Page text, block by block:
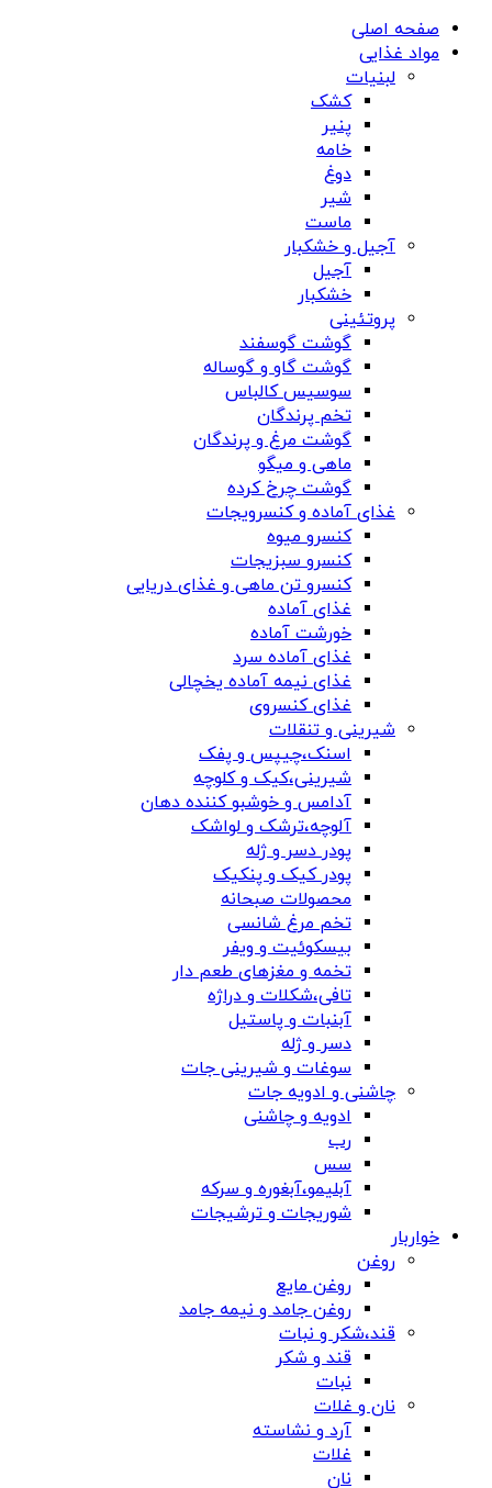
صفحه اصلی
مواد غذایی
لبنیات
کشک
پنیر
خامه
دوغ
شیر
ماست
آجیل و خشکبار
آجیل
خشکبار
پروتئینی
گوشت گوسفند
گوشت گاو و گوساله
سوسیس کالباس
تخم پرندگان
گوشت مرغ و پرندگان
ماهی و میگو
گوشت چرخ کرده
غذای آماده و کنسرویجات
کنسرو میوه
کنسرو سبزیجات
کنسرو تن ماهی و غذای دریایی
غذای آماده
خورشت آماده
غذای آماده سرد
غذای نیمه آماده یخچالی
غذای کنسروی
شیرینی و تنقلات
اسنک،چیپس و پفک
شیرینی،کیک و کلوچه
آدامس و خوشبو کننده دهان
آلوچه،ترشک و لواشک
پودر دسر و ژله
پودر کیک و پنکیک
محصولات صبحانه
تخم مرغ شانسی
بیسکوئیت و ویفر
تخمه و مغزهای طعم دار
تافی،شکلات و دراژه
آبنبات و پاستیل
دسر و ژله
سوغات و شیرینی جات
چاشنی و ادویه جات
ادویه و چاشنی
رب
سس
آبلیمو،آبغوره و سرکه
شوریجات و ترشیجات
خواربار
روغن
روغن مایع
روغن جامد و نیمه جامد
قند،شکر و نبات
قند و شکر
نبات
نان و غلات
آرد و نشاسته
غلات
نان